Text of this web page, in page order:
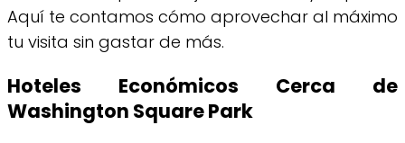
Aquí te contamos cómo aprovechar al máximo
tu visita sin gastar de más.
Hoteles Económicos Cerca de
Washington Square Park